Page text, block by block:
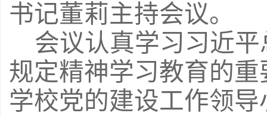
书记董莉主持会议。
会议认真学习习近
规定精神学习教育的
学校党的建设工作领